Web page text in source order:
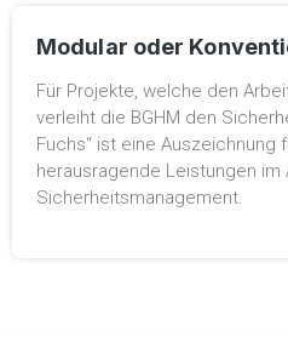
Modular oder
Für Projekte, welche den
verleiht die BGHM den
Fuchs“ ist eine Auszeichnung
herausragende Leistungen
Sicherheitsmanagement.